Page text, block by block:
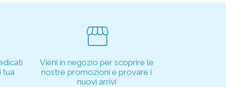
tua
storefront
Vieni in negozio per scoprire le
nostre promozioni e provare i
nuovi arrivi